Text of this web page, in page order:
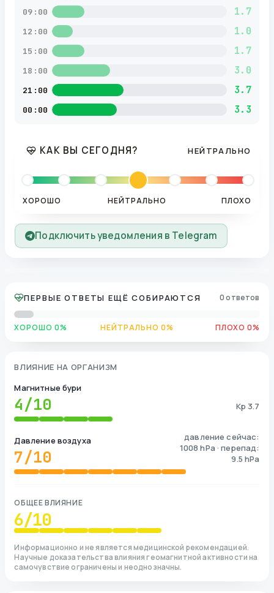
09:00 1.7
12:00 1.0
15:00 1.7
18:00 3.0
21:00 3.7
00:00 3.3
КАК ВЫ СЕГОДНЯ? НЕЙТРАЛЬНО
ХОРОШО НЕЙТРАЛЬНО ПЛОХО
Подключить уведомления в Telegram
ПЕРВЫЕ ОТВЕТЫ ЕЩЁ СОБИРАЮТСЯ 0 ответов
ХОРОШО 0% НЕЙТРАЛЬНО 0% ПЛОХО 0%
ВЛИЯНИЕ НА ОРГАНИЗМ
Магнитные бури
4/10 Kp 3.7
Давление воздуха
7/10
давление сейчас:
1008 hPa · перепад:
9.5 hPa
ОБЩЕЕ ВЛИЯНИЕ
6/10
Информационно и не является медицинской рекомендацией.
Научные доказательства влияния геомагнитной активности на
самочувствие ограничены и неоднозначны.